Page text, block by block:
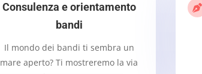
Consulenza e orientamento
bandi
Il mondo dei bandi ti sembra un
mare aperto? Ti mostreremo la via
